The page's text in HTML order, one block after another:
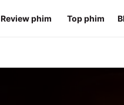
Review phim Top phim